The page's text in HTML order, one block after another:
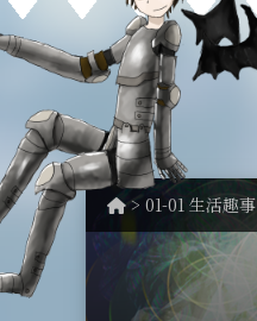
> 01-01 生活趣事